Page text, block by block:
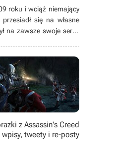
roku i wciąż niemający
się na własne
na zawsze swoje serce
z Assassin's Creed
wpisy, tweety i re-posty